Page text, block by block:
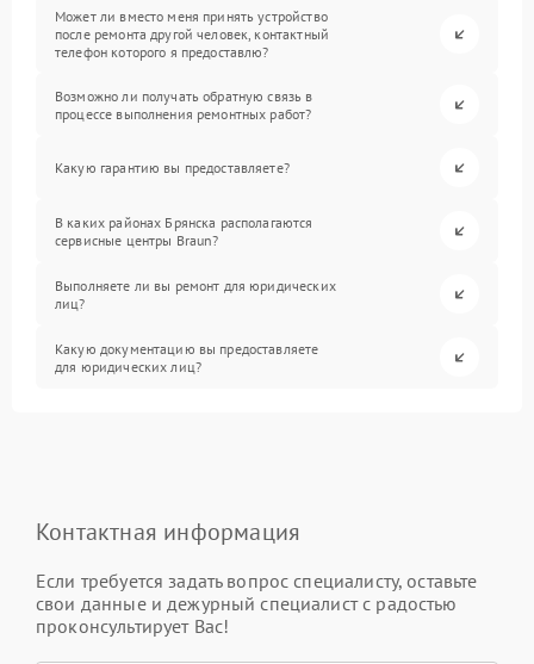
Может ли вместо меня принять устройство
после ремонта другой человек, контактный
телефон которого я предоставлю?
Возможно ли получать обратную связь в
процессе выполнения ремонтных работ?
Какую гарантию вы предоставляете?
В каких районах Брянска располагаются
сервисные центры Braun?
Выполняете ли вы ремонт для юридических
лиц?
Какую документацию вы предоставляете
для юридических лиц?
Контактная информация
Если требуется задать вопрос специалисту, оставьте
свои данные и дежурный специалист с радостью
проконсультирует Вас!